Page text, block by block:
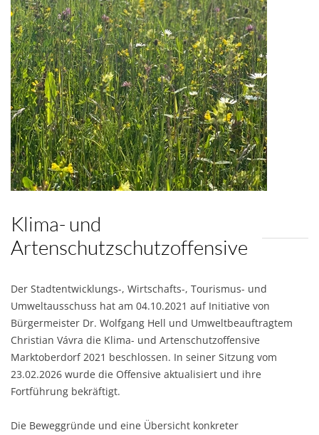
Klima- und
Artenschutzschutzoffensive
Der Stadtentwicklungs-, Wirtschafts-, Tourismus- und
Umweltausschuss hat am 04.10.2021 auf Initiative von
Bürgermeister Dr. Wolfgang Hell und Umweltbeauftragtem
Christian Vávra die Klima- und Artenschutzoffensive
Marktoberdorf 2021 beschlossen. In seiner Sitzung vom
23.02.2026 wurde die Offensive aktualisiert und ihre
Fortführung bekräftigt.
Die Beweggründe und eine Übersicht konkreter